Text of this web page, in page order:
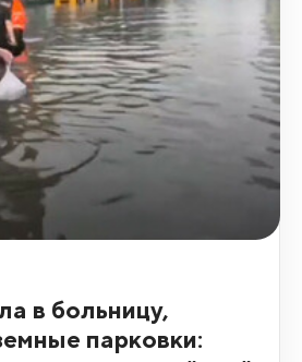
в больницу,
парковки: